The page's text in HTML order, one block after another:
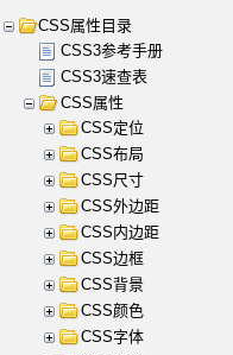
CSS属性目录
CSS3参考手册
CSS3速查表
CSS属性
CSS定位
CSS布局
CSS尺寸
CSS外边距
CSS内边距
CSS边框
CSS背景
CSS颜色
CSS字体